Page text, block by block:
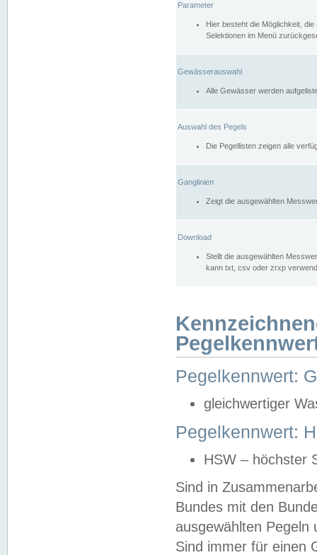
Parameter
Hier besteht die Möglichkeit,
Selektionen im Menü
Gewässerauswahl
Alle Gewässer werden
Auswahl des Pegels
Die Pegellisten zeigen alle
Ganglinien
Zeigt die ausgewählten
Download
Stellt die ausgewählten
kann txt, csv oder zrxp
Pegelkennwert:
gleichwertiger
Pegelkennwert:
HSW – höchster
Sind in
Bundes mit den
ausgewählten
Sind immer für einen